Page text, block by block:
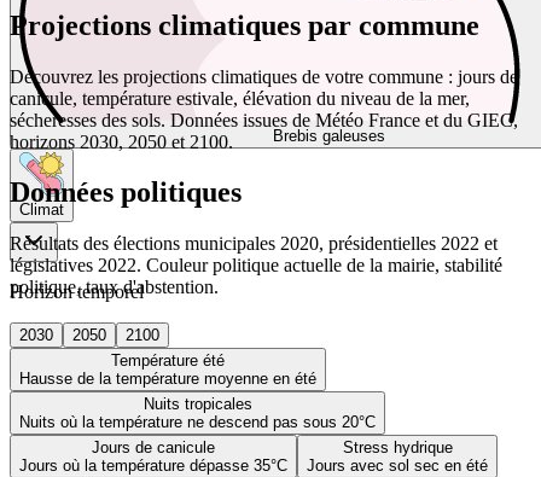
Brebis galeuses
Climat
Horizon temporel
2030 2050
2100
Température été
Hausse de la température moyenne en été
Nuits tropicales
Nuits où la température ne descend pas sous 20°C
Jours de canicule
Jours où la température dépasse 35°C
Stress hydrique
Jours avec sol sec en été
Projections climatiques par commune
Découvrez les projections climatiques de votre commune : jours de
canicule, température estivale, élévation du niveau de la mer,
sécheresses des sols. Données issues de Météo France et du GIEC,
horizons 2030, 2050 et 2100.
Données politiques
Résultats des élections municipales 2020, présidentielles 2022 et
législatives 2022. Couleur politique actuelle de la mairie, stabilité
politique, taux d'abstention.